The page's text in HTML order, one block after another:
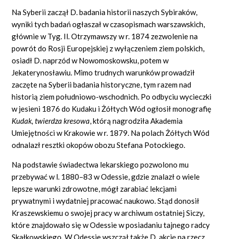
Na Syberii zaczął D. badania historii naszych Sybiraków,
wyniki tych badań ogłaszał w czasopismach warszawskich,
głównie w Tyg. Il. Otrzymawszy w r. 1874 zezwolenie na
powrót do Rosji Europejskiej z wyłączeniem ziem polskich,
osiadł D. naprzód w Nowomoskowsku, potem w
Jekaterynosławiu. Mimo trudnych warunków prowadził
zaczęte na Syberii badania historyczne, tym razem nad
historią ziem południowo-wschodnich. Po odbyciu wycieczki
w jesieni 1876 do Kudaku i Żółtych Wód ogłosił monografię
Kudak, twierdza kresowa, którą nagrodziła Akademia
Umiejętności w Krakowie w r. 1879. Na polach Żółtych Wód
odnalazł resztki okopów obozu Stefana Potockiego.
Na podstawie świadectwa lekarskiego pozwolono mu
przebywać w l. 1880–83 w Odessie, gdzie znalazł o wiele
lepsze warunki zdrowotne, mógł zarabiać lekcjami
prywatnymi i wydatniej pracować naukowo. Stąd donosił
Kraszewskiemu o swojej pracy w archiwum ostatniej Siczy,
które znajdowało się w Odessie w posiadaniu tajnego radcy
Skałkowskiego. W Odessie wszczął także D. akcję na rzecz